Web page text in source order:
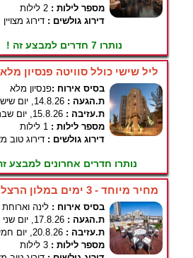
מספר לילות : 2 לילות
דירוג גולשים : דירוג מצויין
נותרו 7 חדרים למבצע זה !
ליל שישי כולל סוויטה פנסיון
בסיס אירוח :פנסיון מלא
ת.הגעה : 14.8.26, יום שישי
ת.עזיבה : 15.8.26, יום שבת
מספר לילות : 1 לילות
דירוג גולשים : דירוג טוב
נותרו חדרים אחרונים למבצע
מחיר מיוחד - 3 ימים במלון הרצל ירושלים
בסיס אירוח : לינה
ת.הגעה : 17.8.26, יום שני
ת.עזיבה : 20.8.26, יום חמישי
מספר לילות : 3 לילות